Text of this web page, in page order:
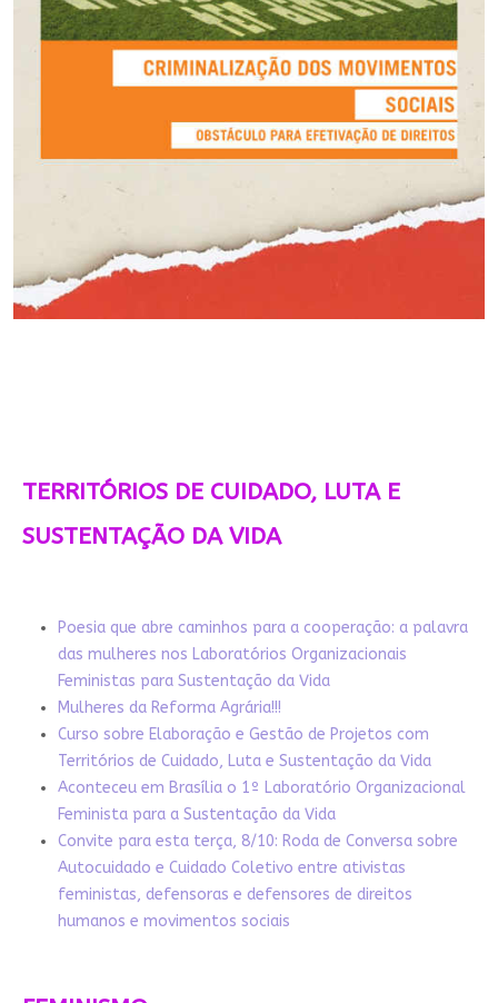
TERRITÓRIOS DE CUIDADO, LUTA E
SUSTENTAÇÃO DA VIDA
Poesia que abre caminhos para a cooperação: a palavra
das mulheres nos Laboratórios Organizacionais
Feministas para Sustentação da Vida
Mulheres da Reforma Agrária!!!
Curso sobre Elaboração e Gestão de Projetos com
Territórios de Cuidado, Luta e Sustentação da Vida
Aconteceu em Brasília o 1º Laboratório Organizacional
Feminista para a Sustentação da Vida
Convite para esta terça, 8/10: Roda de Conversa sobre
Autocuidado e Cuidado Coletivo entre ativistas
feministas, defensoras e defensores de direitos
humanos e movimentos sociais